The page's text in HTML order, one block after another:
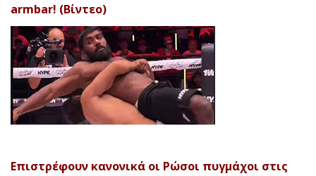
armbar! (Βίντεο)
Επιστρέφουν κανονικά οι Ρώσοι πυγμάχοι στις